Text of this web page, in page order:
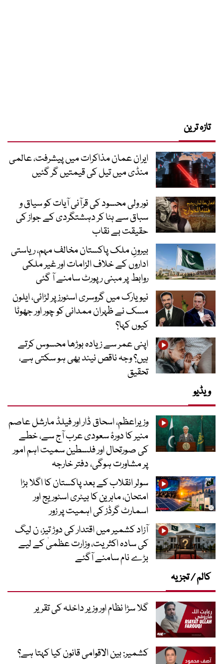
تازہ ترین
ایران عمان مذاکرات میں پیشرفت، عالمی
منڈی میں تیل کی قیمتیں گر گئیں
نور ولی محسود کی قرآنی آیات کو سیاق و
سباق سے ہٹا کر دہشتگردی کے جواز کی
حقیقت بے نقاب
بیرونِ ملک پاکستان مخالف مہم، ریاستی
اداروں کے خلاف الزامات اور غیر ملکی
روابط پر مبنی رپورٹ سامنے آ گئی
نیویارک میں گروسری اسٹورز پر لڑائی، ایلون
مسک نے ظہران ممدانی کو چور اور جھوٹا
کیوں کہا؟
اپنی عمر سے زیادہ بوڑھا محسوس کرتے
ہیں؟ وجہ ناقص نیند بھی ہو سکتی ہے،
تحقیق
ویڈیو
وزیراعظم، اسحاق ڈار اور فیلڈ مارشل عاصم
منیر کا دورۂ سعودی عرب آج سے، خطے
کی صورتحال اور فلسطین سمیت اہم امور
پر مشاورت ہوگی، دفتر خارجہ
سولر انقلاب کے بعد پاکستان کا اگلا بڑا
امتحان، ماہرین کا بیٹری اسٹوریج اور
اسمارٹ گرڈز کی اہمیت پر زور
آزاد کشمیر میں اقتدار کی دوڑ تیز، ن لیگ
کی سادہ اکثریت، وزارت عظمیٰ کے لیے
بڑے نام سامنے آگئے
کالم / تجزیہ
گلا سڑا نظام اور وزیر داخلہ کی تقریر
کشمیر: بین الاقوامی قانون کیا کہتا ہے؟